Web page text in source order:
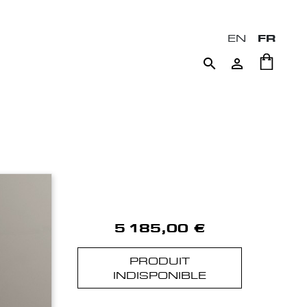
EN FR
 
5 185,00 €
PRODUIT
INDISPONIBLE